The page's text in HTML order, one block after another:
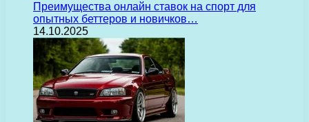
Преимущества онлайн ставок на спорт для
опытных беттеров и новичков…
14.10.2025